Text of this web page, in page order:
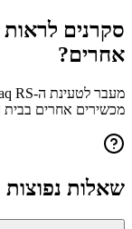
סקרנים
אחרים?
מעבר לטעינת ה-RS
מכשירים אחרים
שאלות